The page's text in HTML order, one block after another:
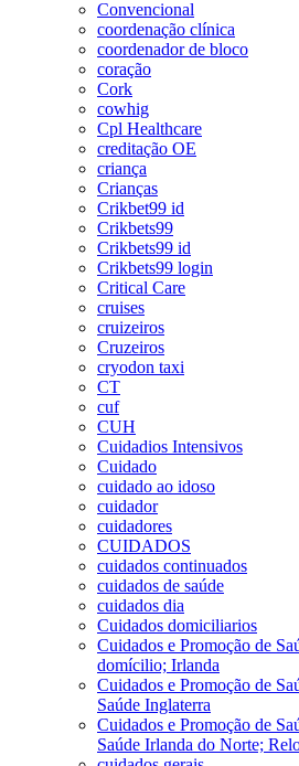
Convencional
coordenação clínica
coordenador de bloco
coração
Cork
cowhig
Cpl Healthcare
creditação OE
criança
Crianças
Crikbet99 id
Crikbets99
Crikbets99 id
Crikbets99 login
Critical Care
cruises
cruizeiros
Cruzeiros
cryodon taxi
CT
cuf
CUH
Cuidadios Intensivos
Cuidado
cuidado ao idoso
cuidador
cuidadores
CUIDADOS
cuidados continuados
cuidados de saúde
cuidados dia
Cuidados domiciliarios
Cuidados e Promoção de
domícilio; Irlanda
Cuidados e Promoção de
Saúde Inglaterra
Cuidados e Promoção de
Saúde Irlanda do Norte;